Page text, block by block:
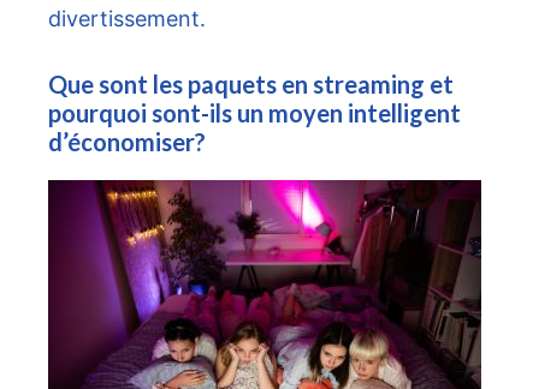
divertissement.
Que sont les paquets en streaming et
pourquoi sont-ils un moyen intelligent
d’économiser?